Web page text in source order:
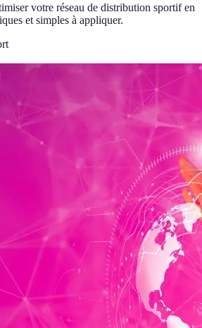
votre réseau de distribution sportif en
et simples à appliquer.